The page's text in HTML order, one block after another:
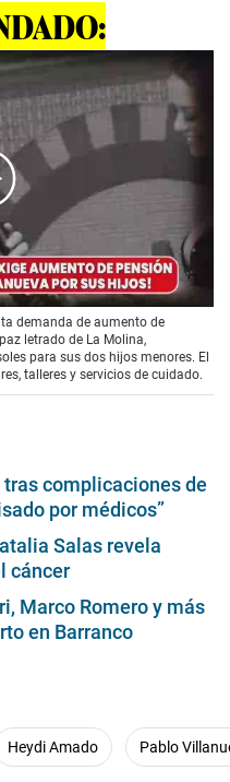
demanda de aumento de
letrado de La Molina,
para sus dos hijos menores. El
talleres y servicios de cuidado.
complicaciones de
por médicos”
Salas revela
cáncer
Marco Romero y más
en Barranco
Heydi Amado Pablo